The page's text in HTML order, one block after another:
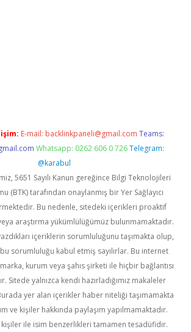
E-mail: backlinkpaneli@gmail.com Teams:
Whatsapp: 0262 606 0 726 Telegram:
@karabul
5651 Sayılı Kanun gereğince Bilgi Teknolojileri
(BTK) tarafından onaylanmış bir Yer Sağlayıcı
Bu nedenle, sitedeki içerikleri proaktif
araştırma yükümlülüğümüz bulunmamaktadır.
içeriklerin sorumluluğunu taşımakta olup,
sorumluluğu kabul etmiş sayılırlar. Bu internet
kurum veya şahıs şirketi ile hiçbir bağlantısı
Sitede yalnızca kendi hazırladığımız makaleler
yer alan içerikler haber niteliği taşımamakta
ve kişiler hakkında paylaşım yapılmamaktadır.
kişiler ile isim benzerlikleri tamamen tesadüfidir.